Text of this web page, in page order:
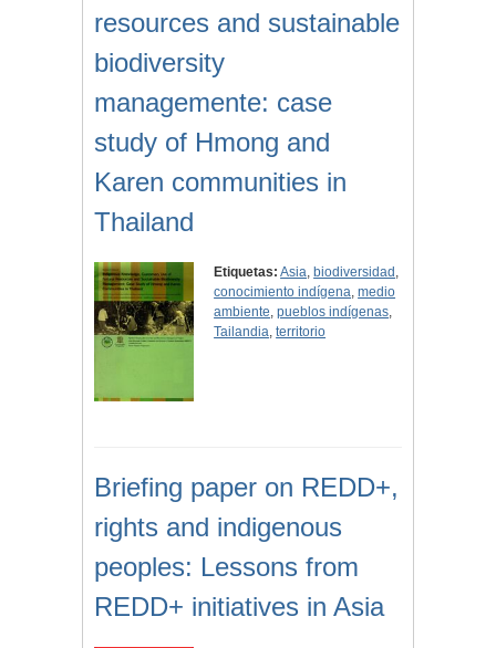
resources and sustainable
biodiversity
managemente: case
study of Hmong and
Karen communities in
Thailand
Etiquetas: Asia, biodiversidad ,
conocimiento indígena,medio
ambiente,pueblos indígenas,
Tailandia,territorio
Briefing paper on REDD+,
rights and indigenous
peoples: Lessons from
REDD+ initiatives in Asia